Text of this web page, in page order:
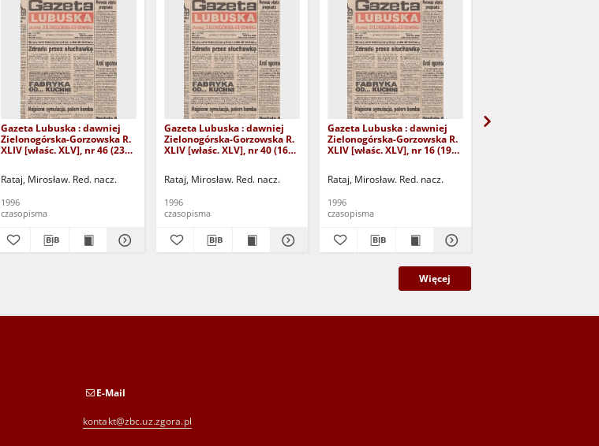
Gazeta Lubuska : dawniej
Zielonogórska-Gorzowska R.
XLIV [właśc. XLV], nr 46 (23
Rataj, Mirosław. Red. nacz.
1996
czasopisma
Gazeta Lubuska : dawniej
Zielonogórska-Gorzowska R.
XLIV [właśc. XLV], nr 40 (16
Rataj, Mirosław. Red. nacz.
1996
czasopisma
Gazeta Lubuska : dawniej
Zielonogórska-Gorzowska R.
XLIV [właśc. XLV], nr 16 (19
Rataj, Mirosław. Red. nacz.
1996
czasopisma
Więcej
E-Mail
kontakt@zbc.uz.zgora.pl